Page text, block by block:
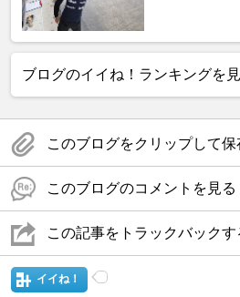
ブログのイイね！ランキングを
このブログをクリップして保
このブログのコメントを見る
この記事をトラックバックす
イイね！